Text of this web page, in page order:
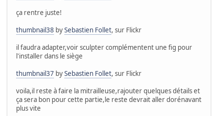
ça rentre juste!
thumbnail38 bySebastien Follet, sur Flickr
il faudra adapter,voir sculpter complémentent une fig pour
l'installer dans le siège
thumbnail37 bySebastien Follet, sur Flickr
voila,il reste à faire la mitrailleuse,rajouter quelques détails et
ça sera bon pour cette partie,le reste devrait aller dorénavant
plus vite